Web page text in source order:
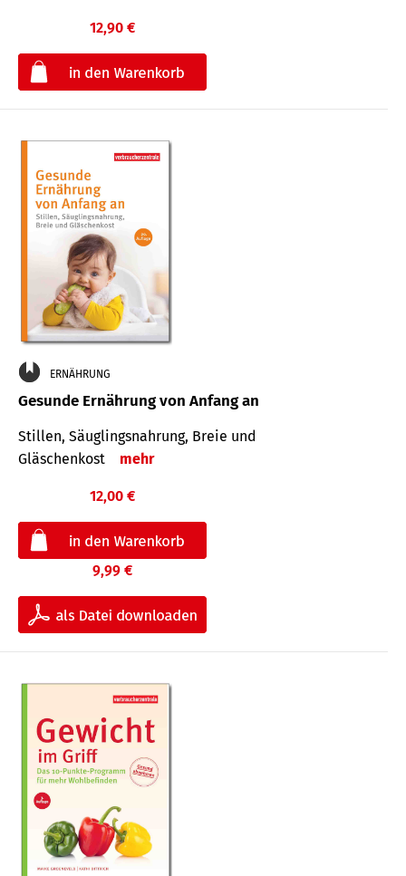
12,90 €
ERNÄHRUNG
Gesunde Ernährung von Anfang an
Stillen, Säuglingsnahrung, Breie und
Gläschenkost
mehr
12,00 €
9,99 €